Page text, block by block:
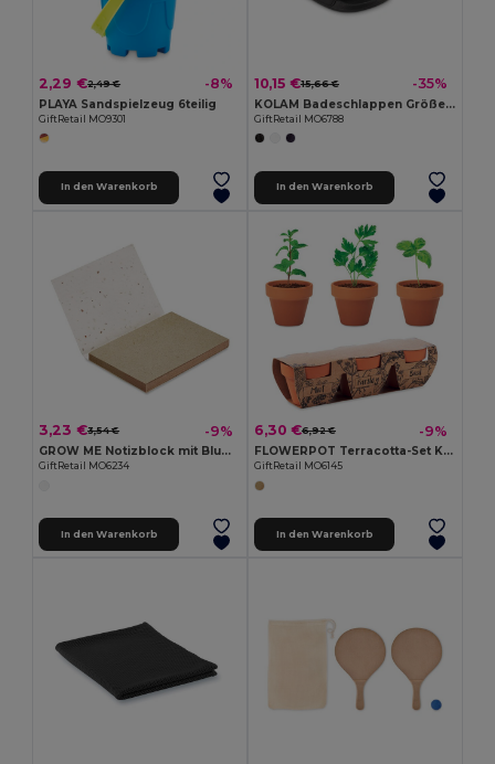
2,29 €2,49 € -8%
PLAYA Sandspielzeug 6teilig
GiftRetail MO9301
In den Warenkorb
10,15 €15,66 € -35%
KOLAM Badeschlappen Größe 44/45
GiftRetail MO6788
In den Warenkorb
3,23 €3,54 € -9%
GROW ME Notizblock mit Blumensamen
GiftRetail MO6234
In den Warenkorb
6,30 €6,92 € -9%
FLOWERPOT Terracotta-Set Kräuter
GiftRetail MO6145
In den Warenkorb